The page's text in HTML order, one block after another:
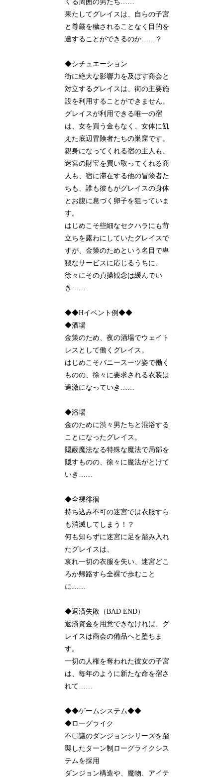
くる周囲の男たち……
果たしてグレイスは、自らの子宮
と尊厳を穢されることなく目的を
達することができるのか……？
◆シチュエーション
街に絶大な影響力を及ぼす商会と
対立するグレイスは、街の主要施
設を利用することができません。
グレイスが利用できる唯一の宿
は、女を買う金もなく、女体に飢
えた底辺冒険者たちの巣窟です。
親身になってくれる宿の主人も、
迷宮の財宝を買い取ってくれる商
人も、宿に滞在する他の冒険者た
ちも、誰も彼もがグレイスの身体
とお腹に息づく卵子を狙っていま
す。
はじめこそ些細なセクハラにも苛
立ちを露わにしていたグレイスで
すが、金策のためという名目で卑
猥なサービスに応じるうちに、
徐々にその貞操観念は緩んでい
き……
◆◆Hイベント例◆◆
◆酒場
金策のため、夜の酒場でウェイト
レスとして働くグレイス。
はじめこそバニースーツ姿で働く
ものの、徐々に要求される衣装は
過激になっていき……
◆浴場
金のために渋々男たちと混浴する
ことになったグレイス。
隠蔽魔法なる特殊な魔法で局部を
隠すものの、徐々に魔法がとけて
いき……
◆全裸徘徊
持ち込み不可の迷宮では衣服すら
も消滅してしまう！？
何も知らずに迷宮に足を踏み入れ
たグレイスは、
哀れ一切の衣服を失い、迷宮どこ
ろか帰路すら全裸で歩むこと
に……
◆返済失敗（BAD END）
返済資金を用意できなければ、グ
レイスは商会の備品へと堕ちま
す。
一切の人権を奪われた彼女の子宮
は、毎年のように新たな命を宿さ
れて……
◆◆ゲームシステム◆◆
◆ローグライク
不〇議のダンジョンシリーズを踏
襲したターン制ローグライクシス
テムを採用
ダンジョン構造や、魔物、アイテ